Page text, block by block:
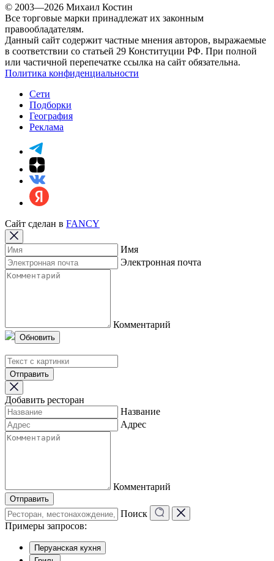
© 2003—2026 Михаил Костин
Все торговые марки принадлежат их законным
правообладателям.
Данный сайт содержит частные мнения авторов, выражаемые
в соответствии со статьей 29 Конституции РФ. При полной
или частичной перепечатке ссылка на сайт обязательна.
Политика конфиденциальности
Сети
Подборки
География
Реклама
Сайт сделан в FANCY
Имя
Электронная почта
Комментарий
Обновить
Отправить
Добавить ресторан
Название
Адрес
Комментарий
Отправить
Поиск
Примеры запросов:
Перуанская кухня